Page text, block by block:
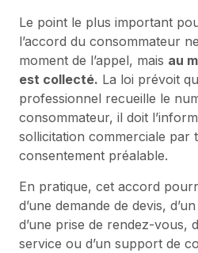
Le point le plus important
l’accord du consommateur
moment de l’appel, mais au
est collecté. La loi prévoit
professionnel recueille le
consommateur, il doit
sollicitation commerciale par
consentement préalable.
En pratique, cet accord
d’une demande de devis,
d’une prise de rendez-vous,
service ou d’un support de